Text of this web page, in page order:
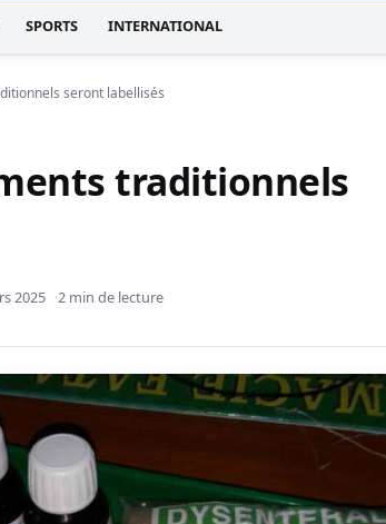
SPORTS INTERNATIONAL
seront labellisés
traditionnels
2025 2 min de lecture